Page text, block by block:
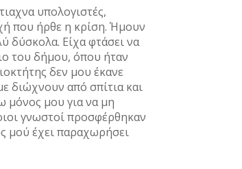
υπολογιστές,
που ήρθε η κρίση. Ήµουν
δύσκολα. Είχα φτάσει να
του δήµου, όπου ήταν
δεν µου έκανε
διώχνουν από σπίτια και
µόνος µου για να µη
γνωστοί προσφέρθηκαν
µού έχει παραχωρήσει